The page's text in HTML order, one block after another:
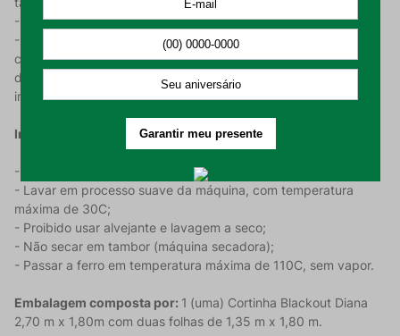
- Ilhós: Possui 10 ilhós por folha.
- Indicação de Varão: Ideal para varão de até 2 metros (a
cortina possui 2,70 metros de tecido esticada, sendo o varão
de 2 metros o indicado para garantir o franzido como na
imagem).
Instrução De Uso:
- Realizar a higienização do produto antes de utilizar;
- Lavar em processo suave da máquina, com temperatura
máxima de 30C;
- Proibido usar alvejante e lavagem a seco;
- Não secar em tambor (máquina secadora);
- Passar a ferro em temperatura máxima de 110C, sem vapor.
Embalagem composta por: 1 (uma) Cortinha Blackout Diana
2,70 m x 1,80m com duas folhas de 1,35 m x 1,80 m.